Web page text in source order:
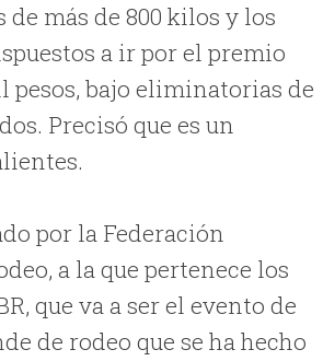
más de 800 kilos y los
a ir por el premio
pesos, bajo eliminatorias de
Precisó que es un
por la Federación
a la que pertenece los
que va a ser el evento de
de rodeo que se ha hecho